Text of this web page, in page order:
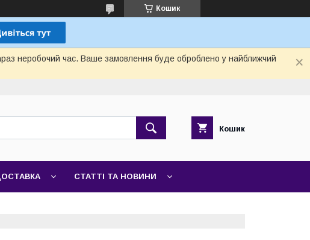
Кошик
неробочий час. Ваше замовлення буде оброблено у найближчий
Кошик
СТАТТІ ТА НОВИНИ